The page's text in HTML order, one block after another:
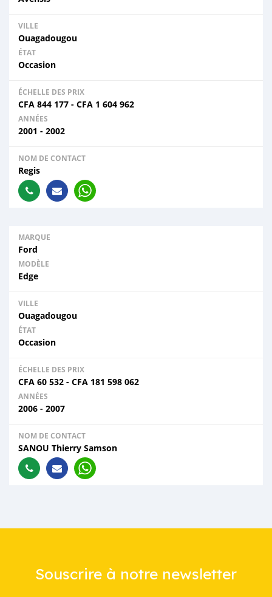
VILLE
Ouagadougou
ÉTAT
Occasion
ÉCHELLE DES PRIX
CFA 844 177 - CFA 1 604 962
ANNÉES
2001 - 2002
NOM DE CONTACT
Regis
MARQUE
Ford
MODÈLE
Edge
VILLE
Ouagadougou
ÉTAT
Occasion
ÉCHELLE DES PRIX
CFA 60 532 - CFA 181 598 062
ANNÉES
2006 - 2007
NOM DE CONTACT
SANOU Thierry Samson
Souscrire à notre newsletter